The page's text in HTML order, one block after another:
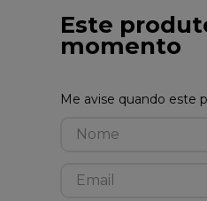
Este
momento